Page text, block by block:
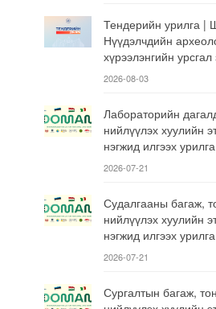
Тендерийн урилга
Нүүдэлчдийн
хүрээлэнгийн урсгал
2026-08-03
Лабораторийн
нийлүүлэх хуулийн
нэгжид илгээх урилга
2026-07-21
Судалгааны багаж,
нийлүүлэх хуулийн
нэгжид илгээх урилга
2026-07-21
Сургалтын багаж,